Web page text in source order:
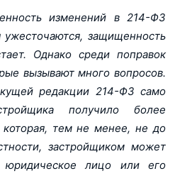
изменений в 214-ФЗ
ужесточаются, защищенность
Однако среди поправок
вызывают много вопросов.
редакции 214-ФЗ само
получило более
которая, тем не менее, не до
застройщиком может
юридическое лицо или его